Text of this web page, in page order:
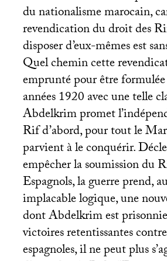
du nationalisme marocain,
revendication du droit des
disposer d’eux-mêmes est
Quel chemin cette
emprunté pour être
années 1920 avec une telle
Abdelkrim promet
Rif d’abord, pour tout le
parvient à le conquérir.
empêcher la soumission du
Espagnols, la guerre prend,
implacable logique, une
dont Abdelkrim est
victoires retentissantes
espagnoles, il ne peut plus